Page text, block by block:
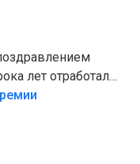
лет отработали